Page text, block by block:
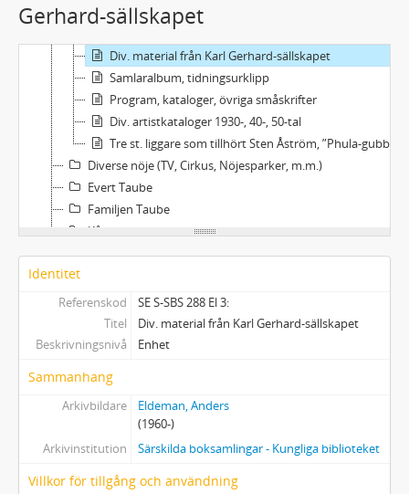
Gerhard-sällskapetMer Poveliana, Sverker: Medlemstidning för Povel Ramel-sällskapet. Spridda nr.
Div. material från Povel Ramel-sällskapet
Div. material från Karl Gerhard-sällskapet
Samlaralbum, tidningsurklipp
Program, kataloger, övriga småskrifter
Div. artistkataloger 1930-, 40-, 50-tal
Tre st. liggare som tillhört Sten Åström, ”Phula-gubben”
Diverse nöje (TV, Cirkus, Nöjesparker, m.m.)
Evert Taube
Familjen Taube
Kåserier
Barnböcker
Identitet
Referenskod
SE S-SBS 288 El 3:
Titel
Div. material från Karl Gerhard-sällskapet
Beskrivningsnivå
Enhet
Sammanhang
Arkivbildare
Eldeman, Anders
(1960-)
Arkivinstitution
Särskilda boksamlingar - Kungliga biblioteket
Villkor för tillgång och användning